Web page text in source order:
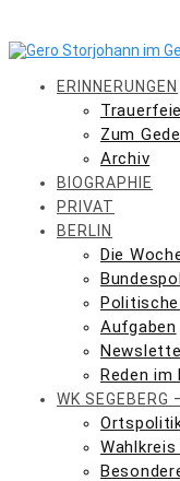
content
ERINNERUNGEN
Zum
Archiv
BIOGRAPHIE
PRIVAT
BERLIN
Die
Politische
Aufgaben
Reden im
WK